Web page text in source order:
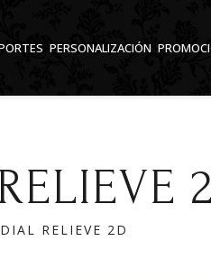
PERSONALIZACIÓN
RELIEVE 2D